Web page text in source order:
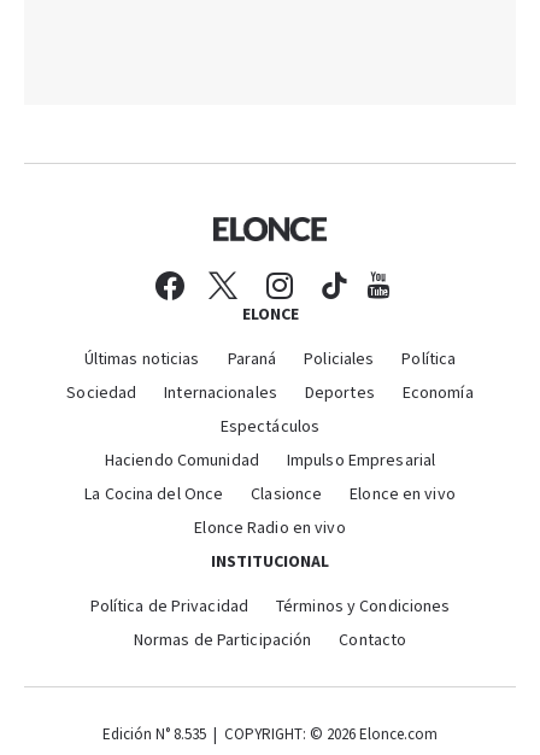
ELONCE
Últimas noticias Paraná Policiales
Política
Sociedad
Internacionales Deportes
Economía
Espectáculos
Haciendo Comunidad
Impulso Empresarial
La Cocina del Once
Clasionce
Elonce en vivo
Elonce Radio en vivo
INSTITUCIONAL
Política de Privacidad
Términos y Condiciones
Normas de Participación
Contacto
Edición N° 8.535 | COPYRIGHT: © 2026 Elonce.com